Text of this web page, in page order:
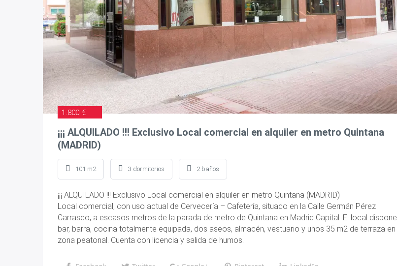
1.800 €
¡¡¡ ALQUILADO !!! Exclusivo Local comercial en alquiler en metro Quintana
(MADRID)
101 m2 3 dormitorios 2 baños
¡¡¡ ALQUILADO !!! Exclusivo Local comercial en alquiler en metro Quintana (MADRID)
Local comercial, con uso actual de Cervecería – Cafetería, situado en la Calle Germán Pérez
Carrasco, a escasos metros de la parada de metro de Quintana en Madrid Capital. El local dispone
bar, barra, cocina totalmente equipada, dos aseos, almacén, vestuario y unos 35 m2 de terraza en
zona peatonal. Cuenta con licencia y salida de humos.